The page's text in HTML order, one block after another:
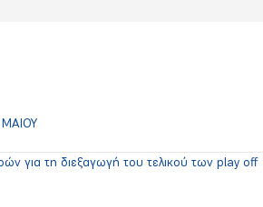
ΜΑΙΟΥ
για τη διεξαγωγή του τελικού των play off